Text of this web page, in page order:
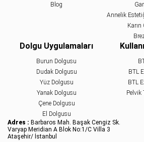
Blog
Annelik
Karın
Dolgu Uygulamaları
Burun Dolgusu
Dudak Dolgusu
Yüz Dolgusu
Yanak Dolgusu
Çene Dolgusu
El Dolgusu
BTL
BTL
Pelvik
Adres : Barbaros Mah. Başak Cengiz Sk.
Varyap Meridian A Blok No:1/C Villa 3
Ataşehir/ İstanbul